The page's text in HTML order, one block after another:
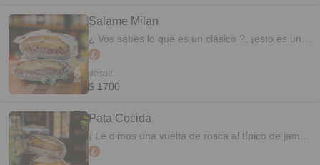
Salame Milan
¿ Vos sabes lo que es un clásico ?, ¡esto es un
clásico! Salame milán, Pategras y manteca 140
andamos con chamuyos!
desde
$ 1700
Pata Cocida
¡ Le dimos una vuelta de rosca al típico de jamon
y queso! Probá el sabor natural de la Pata